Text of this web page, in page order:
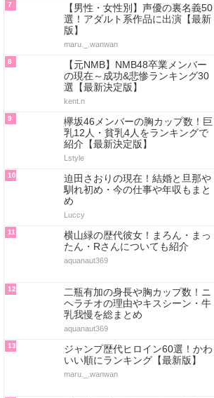
7
【男性・女性別】声優の裏名義50
選！アダルト系作品に出演【最新
版】
maru._.wanwan
8
【元NMB】NMB48卒業メンバー
の現在～成功&悲惨ランキング30
選【最新決定版】
kent.n
9
欅坂46メンバーの胸カップ数！巨
乳12人・貧乳4人をランキングで
紹介【最新決定版】
Lstyle
10
迫田さおりの現在！結婚と旦那や
馴れ初め・今の仕事や年収もまと
め
Luccy
11
横山緑の歴代彼女！まろん・まっ
たん・Rさんについても紹介
aquanaut369
12
二瓶有加の身長や胸カップ数！ニ
ヘラチオの理由やキスシーン・牛
乳我慢を総まとめ
aquanaut369
13
ジャンプ歴代ヒロイン60選！かわ
いい順にランキング【最新版】
maru._.wanwan